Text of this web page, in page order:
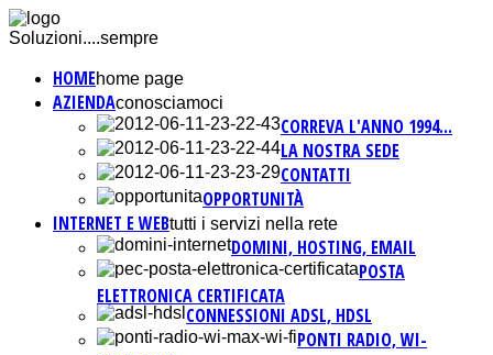
Soluzioni....sempre
HOMEhome page
AZIENDAconosciamoci
CORREVA L'ANNO 1994...
LA NOSTRA SEDE
CONTATTI
OPPORTUNITÀ
INTERNET E WEBtutti i servizi nella rete
DOMINI, HOSTING, EMAIL
POSTA
ELETTRONICA CERTIFICATA
CONNESSIONI ADSL, HDSL
PONTI RADIO, WI-